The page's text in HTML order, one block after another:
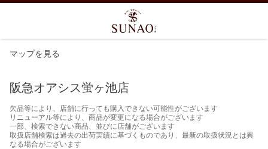
マップを見る
阪急オアシス蛍ヶ池店
欠品等により、店舗に行っても購入できない可能性がございます
リニューアル等により、商品が変更になる場合がございます
一部、検索できない商品、並びに店舗がございます
取扱店舗検索は過去の出荷実績に基づくものであり、最新の取扱状況とは異
なる場合がございます